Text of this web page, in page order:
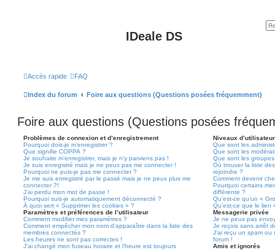
IDeale DS
Accès rapide FAQ
Index du forum Foire aux questions (Questions posées fréquemment)
Foire aux questions (Questions posées
Problèmes de connexion et d’enregistrement
Pourquoi dois-je m’enregistrer ?
Que signifie COPPA ?
Je souhaite m’enregistrer, mais je n’y parviens pas !
Je suis enregistré mais je ne peux pas me connecter !
Pourquoi ne puis-je pas me connecter ?
Je me suis enregistré par le passé mais je ne peux plus me
connecter ?!
J’ai perdu mon mot de passe !
Pourquoi suis-je automatiquement déconnecté ?
À quoi sert « Supprimer les cookies » ?
Paramètres et préférences de l’utilisateur
Comment modifier mes paramètres ?
Comment empêcher mon nom d’apparaître dans la liste des
membres connectés ?
Les heures ne sont pas correctes !
J’ai changé mon fuseau horaire et l’heure est toujours
Niveaux
Que sont les
Que sont les
Que sont les groupes
Où trouver la liste
rejoindre ?
Comment devenir
Pourquoi certains
différente ?
Qu’est-ce qu’un «
Qu’est-ce que le lien
Messagerie privée
Je ne peux pas
Je reçois sans arrêt
J’ai reçu un spam ou
forum !
Amis et ignorés